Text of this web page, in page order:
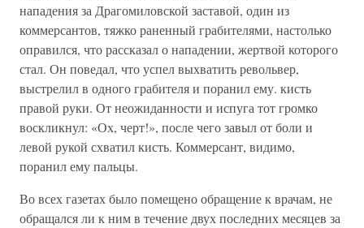
нападения за Драгомиловской заставой, один из
коммерсантов, тяжко раненный грабителями, настолько
оправился, что рассказал о нападении, жертвой которого
стал. Он поведал, что успел выхватить револьвер,
выстрелил в одного грабителя и поранил ему. кисть
правой руки. От неожиданности и испуга тот громко
воскликнул: «Ох, черт!», после чего завыл от боли и
левой рукой схватил кисть. Коммерсант, видимо,
поранил ему пальцы.
Во всех газетах было помещено обращение к врачам, не
обращался ли к ним в течение двух последних месяцев за